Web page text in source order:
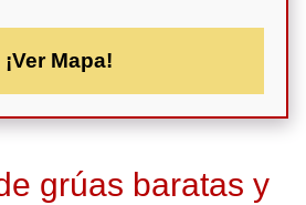
¡Ver Mapa!
grúas baratas y